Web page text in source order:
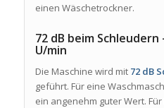
einen Wäschetrockner.
72 dB beim
U/min
Die Maschine wird mit 72 dB
geführt. Für eine
ein angenehm guter Wert.